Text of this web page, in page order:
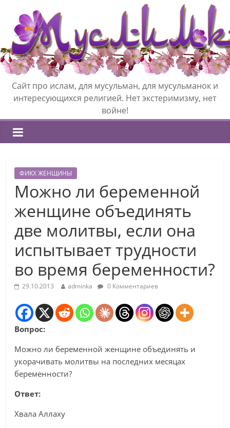
Сайт про ислам, для мусульман, для мусульманок и
интересующихся религией. Нет экстеримизму, нет
войне!
ФИКХ ЖЕНЩИНЫ
Можно ли беременной
женщине объединять
две молитвы, если она
испытывает трудности
во время беременности?
29.10.2013 adminka 0 Комментариев
Вопрос:
Можно ли беременной женщине объединять и
укорачивать молитвы на последних месяцах
беременности?
Ответ:
Хвала Аллаху